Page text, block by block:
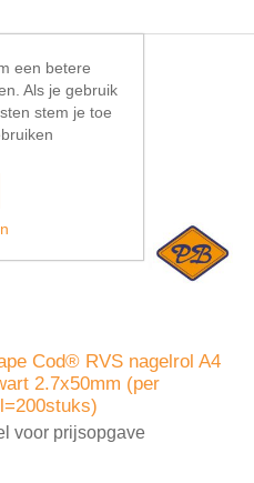
Cod® RVS nagelrol A4
2.7x50mm (per
voor prijsopgave
een betere
Als je gebruik
stem je toe